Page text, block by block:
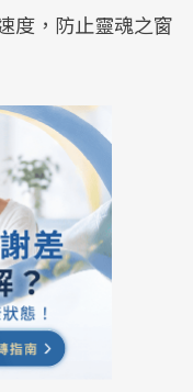
度，防止靈魂之窗